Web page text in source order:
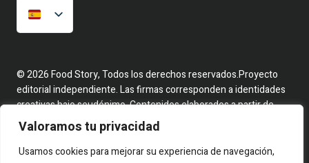
Valoramos tu privacidad
Usamos cookies para mejorar su experiencia de navegación,
© 2026 Food Story, Todos los derechos reservados.Proyecto
editorial independiente. Las firmas corresponden a identidades
creativas bajo seudónimo. Contenidos elaborados a partir de
hechos reales y fuentes públicas.